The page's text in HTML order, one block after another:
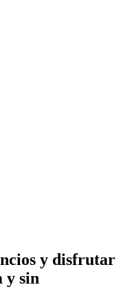
y disfrutar
y sin